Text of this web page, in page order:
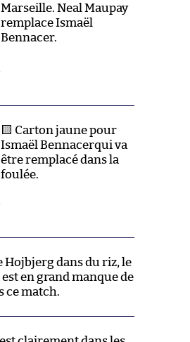
Marseille. Neal Maupay
remplace Ismaël
Bennacer.
🟨 Carton jaune pour
Ismaël Bennacerqui va
être remplacé dans la
foulée.
dans du riz, le
en grand manque de
ce match.